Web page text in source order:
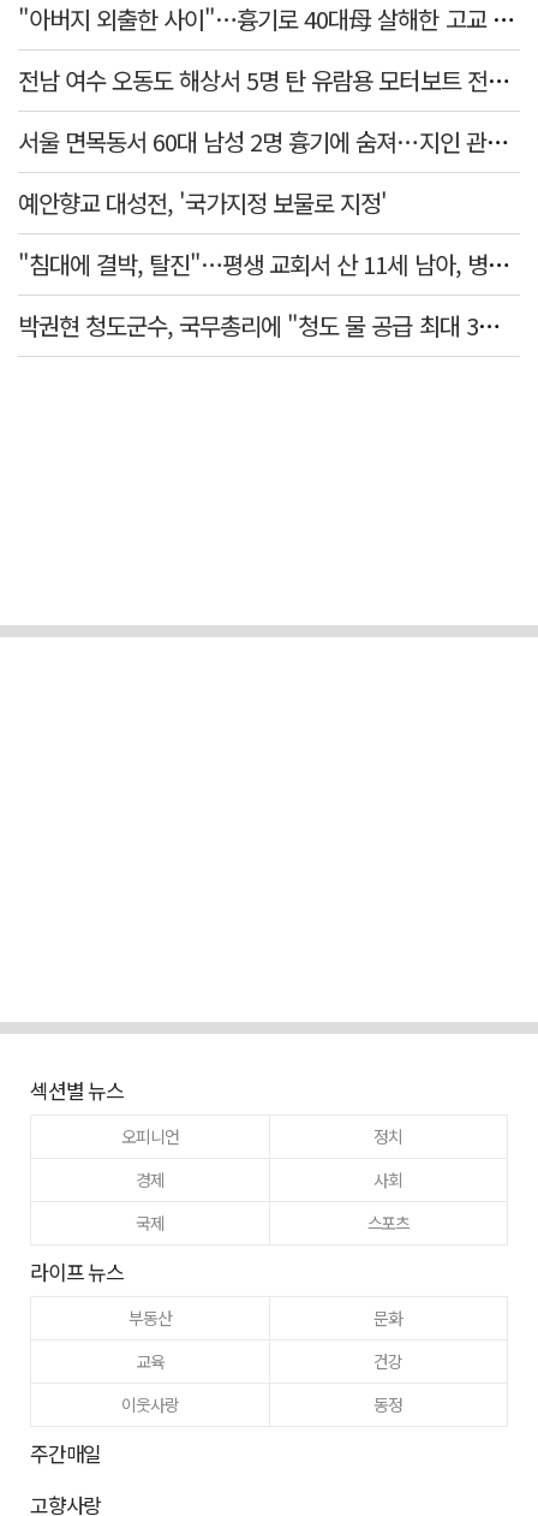
"아버지 외출한 사이"…흉기로 40대母 살해한 고교 자퇴생, 구속 기로에
전남 여수 오동도 해상서 5명 탄 유람용 모터보트 전복…2명 숨져
서울 면목동서 60대 남성 2명 흉기에 숨져…지인 관계로 추정
예안향교 대성전, '국가지정 보물로 지정'
"침대에 결박, 탈진"…평생 교회서 산 11세 남아, 병원 이송 끝 숨져
박권현 청도군수, 국무총리에 "청도 물 공급 최대 3만t 늘려달라"
섹션별 뉴스
오피니언
정치
경제
사회
국제
스포츠
라이프 뉴스
부동산
문화
교육
건강
이웃사랑
동정
주간매일
고향사랑